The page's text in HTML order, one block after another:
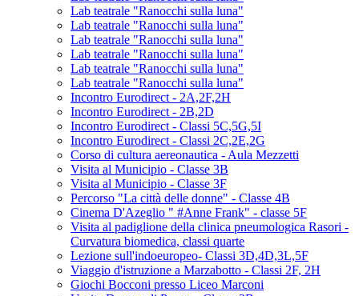
Lab teatrale "Ranocchi sulla luna"
Lab teatrale "Ranocchi sulla luna"
Lab teatrale "Ranocchi sulla luna"
Lab teatrale "Ranocchi sulla luna"
Lab teatrale "Ranocchi sulla luna"
Lab teatrale "Ranocchi sulla luna"
Incontro Eurodirect - 2A,2F,2H
Incontro Eurodirect - 2B,2D
Incontro Eurodirect - Classi 5C,5G,5I
Incontro Eurodirect - Classi 2C,2E,2G
Corso di cultura aereonautica - Aula Mezzetti
Visita al Municipio - Classe 3B
Visita al Municipio - Classe 3F
Percorso "La città delle donne" - Classe 4B
Cinema D'Azeglio " #Anne Frank" - classe 5F
Visita al padiglione della clinica pneumologica Rasori -
Curvatura biomedica, classi quarte
Lezione sull'indoeuropeo- Classi 3D,4D,3L,5F
Viaggio d'istruzione a Marzabotto - Classi 2F, 2H
Giochi Bocconi presso Liceo Marconi